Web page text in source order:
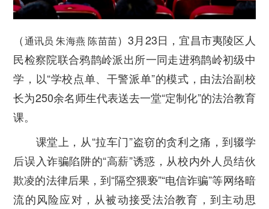
（通讯员 朱海燕 陈苗苗）3月23日，宜昌市夷陵区人
民检察院联合鸦鹊岭派出所一同走进鸦鹊岭初级中
学，以“学校点单、干警派单”的模式，由法治副校
长为250余名师生代表送去一堂“定制化”的法治教育
课。
课堂上，从“拉车门”盗窃的贪利之痛，到辍学
后误入诈骗陷阱的“高薪”诱惑，从校内外人员结伙
欺凌的法律后果，到“隔空猥亵”“电信诈骗”等网络暗
流的风险应对，从被动接受法治教育，到主动思